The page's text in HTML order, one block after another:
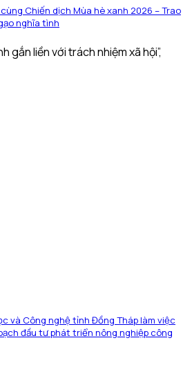
Chiến dịch Mùa hè xanh 2026 – Trao
nghĩa tình
gắn liền với trách nhiệm xã hội”,
và Công nghệ tỉnh Đồng Tháp làm việc
đầu tư phát triển nông nghiệp công